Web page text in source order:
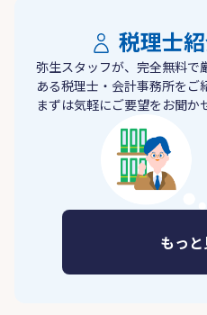
税理士
弥生スタッフが、完全無料で
ある税理士・会計事務所をご
まずは気軽にご要望をお聞か
もっと